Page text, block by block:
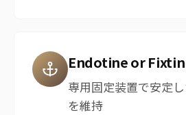
Endotine or
専用固定装置で安定
を維持